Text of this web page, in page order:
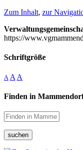
Zum Inhalt, zur
https://
Schriftgröße
A A A
Finden in
suchen